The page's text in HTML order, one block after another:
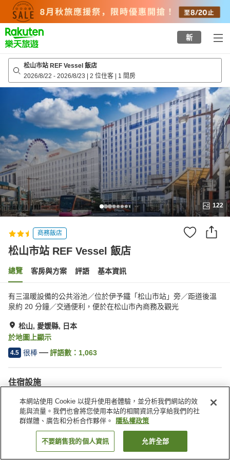
top
page
新
松山市站 REF Vessel 飯店
2026/8/22 - 2026/8/23 | 2 位住客 | 1 間房
122
商務飯店
松山市站 REF Vessel 飯店
總覽 客房與方案 評語 基本資訊
有三溫暖設備的公共浴池／位於伊予鐵「松山市站」旁／距道後溫
泉約 20 分鐘／交通便利，便於在松山市內商務及觀光
松山, 愛媛縣, 日本
於地圖上顯示
4.5 很棒 評語數： 1,063
住宿設施
無線網路
距離車站約步行 5 分鐘內
三溫暖
全館禁菸
找客房
本網站使用 Cookie 以提升使用者體驗，並分析我們網站的效
能與流量。我們也會將您使用本站的相關資訊分享給我們的社
群媒體、廣告和分析合作夥伴。
隱私權政策
不要銷售我的個人資訊 允許全部